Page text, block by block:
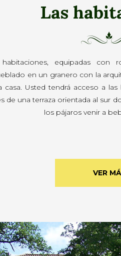
Las
habitaciones, equipadas
en un granero con la
casa. Usted tendrá acceso a
de una terraza orientada al sur
los pájaros venir a
VER